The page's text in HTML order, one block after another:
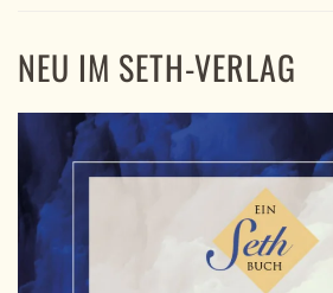
NEU IM SETH-VERLAG